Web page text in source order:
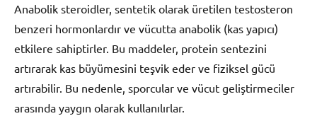
Anabolik steroidler, sentetik olarak üretilen testosteron
benzeri hormonlardır ve vücutta anabolik (kas yapıcı)
etkilere sahiptirler. Bu maddeler, protein sentezini
artırarak kas büyümesini teşvik eder ve fiziksel gücü
artırabilir. Bu nedenle, sporcular ve vücut geliştirmeciler
arasında yaygın olarak kullanılırlar.